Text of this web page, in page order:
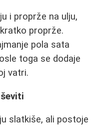
i proprže na ulju,
proprže.
pola sata
toga se dodaje
vatri.
slatkiše, ali postoje